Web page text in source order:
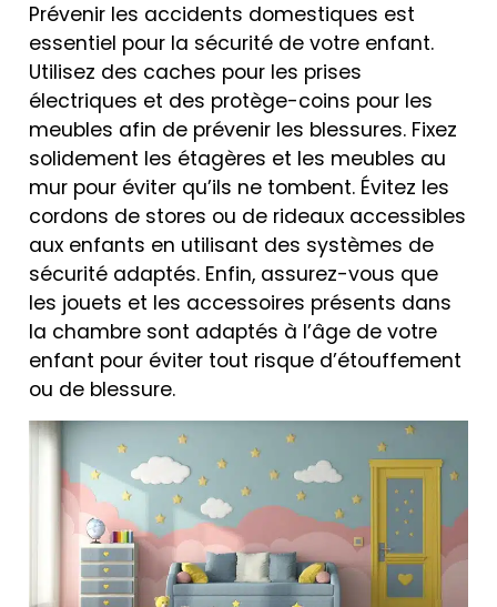
Prévenir les accidents domestiques est
essentiel pour la sécurité de votre enfant.
Utilisez des caches pour les prises
électriques et des protège-coins pour les
meubles afin de prévenir les blessures. Fixez
solidement les étagères et les meubles au
mur pour éviter qu’ils ne tombent. Évitez les
cordons de stores ou de rideaux accessibles
aux enfants en utilisant des systèmes de
sécurité adaptés. Enfin, assurez-vous que
les jouets et les accessoires présents dans
la chambre sont adaptés à l’âge de votre
enfant pour éviter tout risque d’étouffement
ou de blessure.